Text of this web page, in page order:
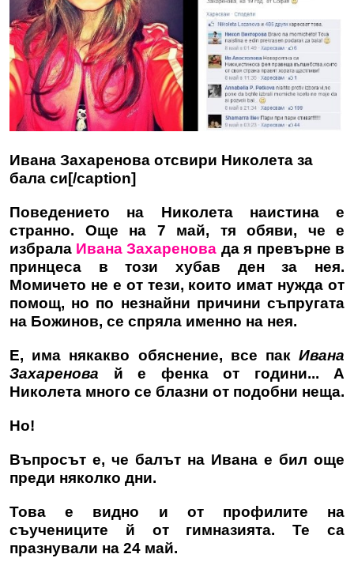
Ивана Захаренова отсвири Николета за
бала си[/caption]
Поведението на Николета наистина е
странно. Още на 7 май, тя обяви, че е
избрала Ивана Захаренова да я превърне в
принцеса в този хубав ден за нея.
Момичето не е от тези, които имат нужда от
помощ, но по незнайни причини съпругата
на Божинов, се спряла именно на нея.
Е, има някакво обяснение, все пак Ивана
Захаренова й е фенка от години... А
Николета много се блазни от подобни неща.
Но!
Въпросът е, че балът на Ивана е бил още
преди няколко дни.
Това е видно и от профилите на
съучениците й от гимназията. Те са
празнували на 24 май.